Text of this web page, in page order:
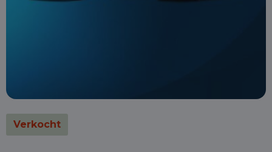
Verkocht